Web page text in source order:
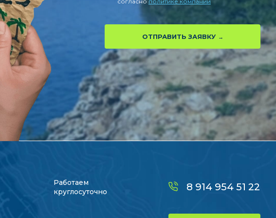
ОТПРАВИТЬ ЗАЯВКУ
Работаем
круглосуточно
8 914 954 51 22